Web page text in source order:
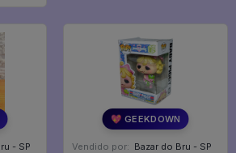
- SP
💖 GEEKDOWN
Vendido por: Bazar do Bru - SP